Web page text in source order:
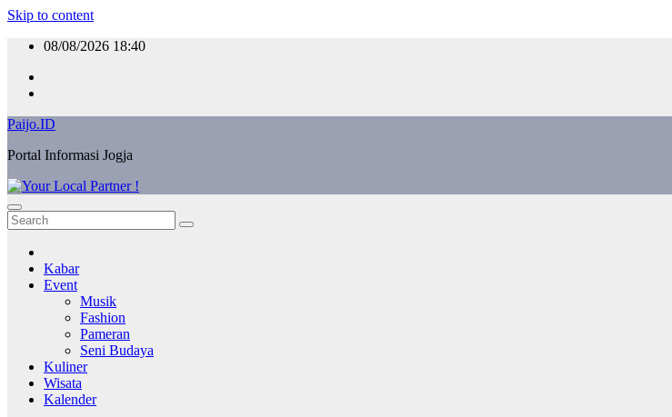
Skip to content
08/08/2026 18:40
Paijo.ID
Portal Informasi Jogja
Kabar
Event
Musik
Fashion
Pameran
Seni Budaya
Kuliner
Wisata
Kalender